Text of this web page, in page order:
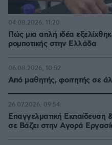
Πώς μια απλή ιδέα
ρομποτικής στην Ελλάδα
04.08.2026, 11:20
Από μαθητής, φοιτητής σε
06.08.2026, 10:52
Επαγγελματική Εκπαίδευση
σε Bάζει στην Aγορά
26.07.2026, 09:54